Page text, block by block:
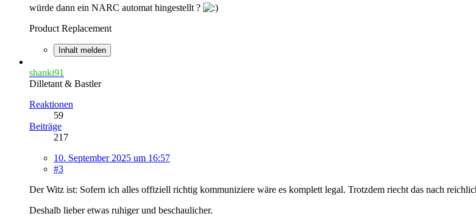
würde dann ein NARC automat hingestellt ?
Product Replacement
Inhalt melden
shanki91
Dilletant & Bastler
Reaktionen
59
Beiträge
217
10. September 2025 um 16:57
#3
Der Witz ist: Sofern ich alles offiziell richtig kommuniziere wäre es komplett legal. Trotzdem riecht das nach
Deshalb lieber etwas ruhiger und beschaulicher.